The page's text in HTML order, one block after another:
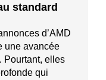
standard
d’AMD
une avancée
Pourtant, elles
qui